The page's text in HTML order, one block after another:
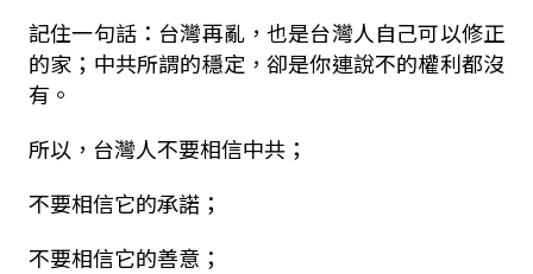
記住一句話：台灣再亂，也是台灣人自己可以修正
的家；中共所謂的穩定，卻是你連說不的權利都沒
有。
所以，台灣人不要相信中共；
不要相信它的承諾；
不要相信它的善意；